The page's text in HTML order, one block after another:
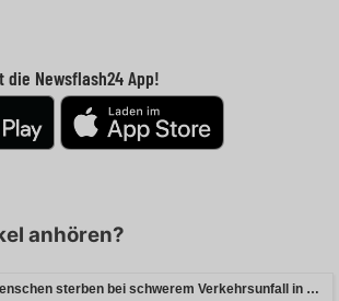
die Newsflash24 App!
anhören?
Drei junge Menschen sterben bei schwerem Verkehrsunfall in Rheinland-Pfalz